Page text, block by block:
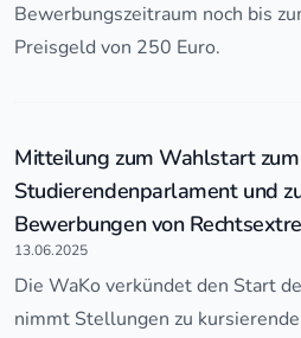
Bewerbungszeitraum noch bis
Preisgeld von 250 Euro.
Mitteilung zum Wahlstart zum
Studierendenparlament und
Bewerbungen von
13.06.2025
Die WaKo verkündet den Start
nimmt Stellungen zu